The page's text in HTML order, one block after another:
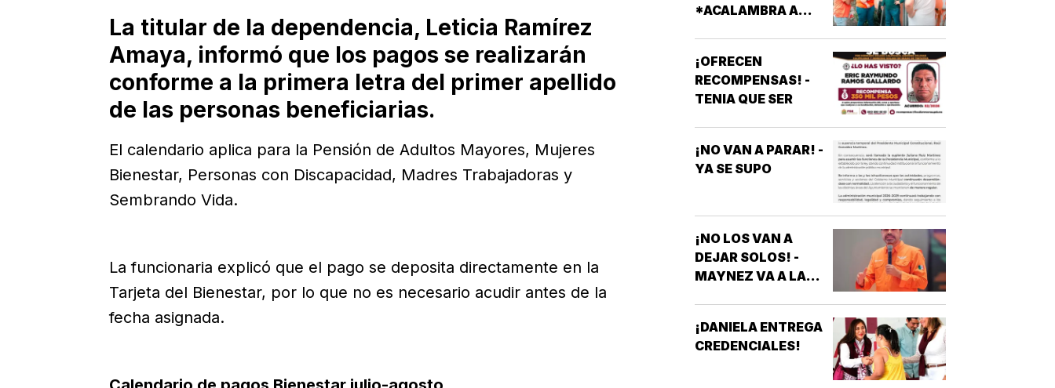
La titular de la dependencia, Leticia Ramírez
Amaya, informó que los pagos se realizarán
conforme a la primera letra del primer apellido
de las personas beneficiarias.
El calendario aplica para la Pensión de Adultos Mayores, Mujeres
Bienestar, Personas con Discapacidad, Madres Trabajadoras y
Sembrando Vida.
La funcionaria explicó que el pago se deposita directamente en la
Tarjeta del Bienestar, por lo que no es necesario acudir antes de la
fecha asignada.
*ACALAMBRA A
¡OFRECEN
RECOMPENSAS! -
TENIA QUE SER
¡NO VAN A PARAR! -
YA SE SUPO
¡NO LOS VAN A
DEJAR SOLOS! -
MAYNEZ VA A LA
¡DANIELA ENTREGA
CREDENCIALES!